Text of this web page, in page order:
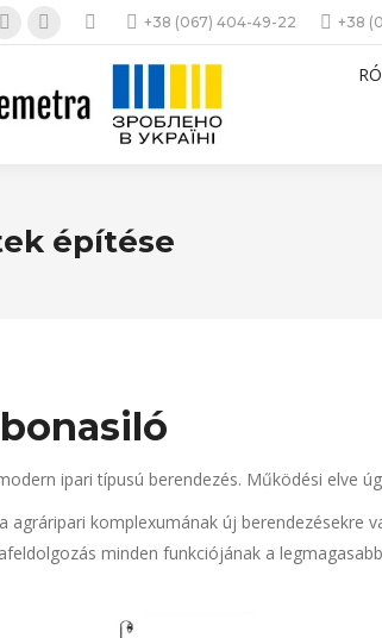
opensopens
+38 (067) 404-49-22 +38
építése
ipari típusú berendezés. Működési elve
agráripari komplexumának új berendezésekre
minden funkciójának a